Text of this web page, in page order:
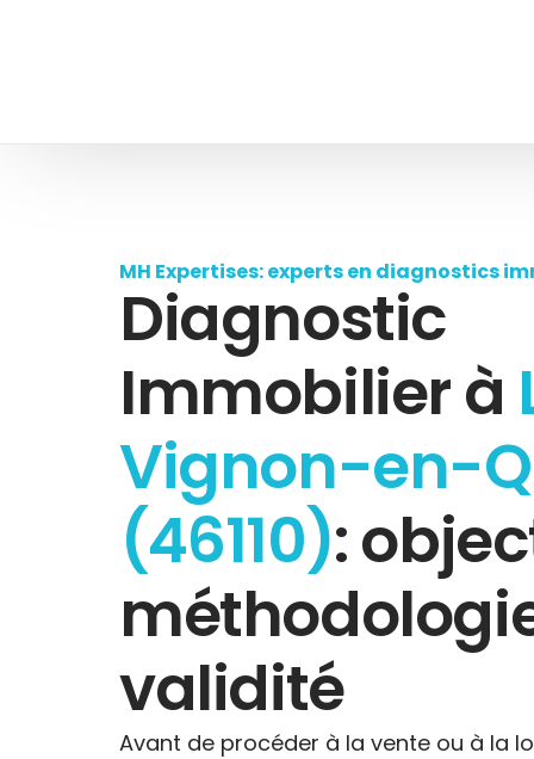
MH Expertises: experts en diagnostics
Diagnostic
Immobilier à
Vignon-en-
(46110):
validité
Avant de procéder à la vente ou à la